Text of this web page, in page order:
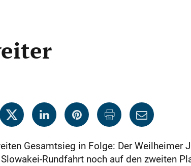
Gesamtsieg in Folge: Der Weilheimer
Rundfahrt noch auf den zweiten